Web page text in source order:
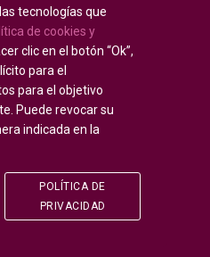
)
2025
de la INTOSAI
Federation
tecnologías que
de cookies y
clic en el botón “Ok”,
para el
para el objetivo
Puede revocar su
indicada en la
POLÍTICA DE
PRIVACIDAD